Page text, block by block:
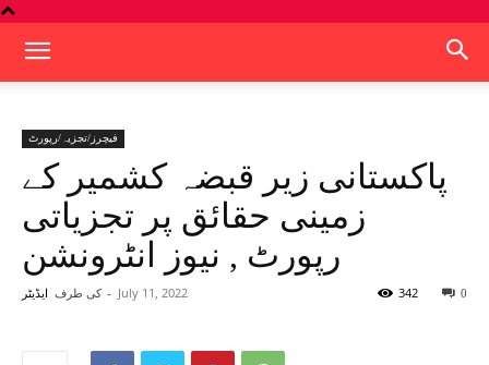
فیچرز/تجزیہ/رپورٹ
پاکستانی زیر قبضہ کشمیر کے
زمینی حقائق پر تجزیاتی
رپورٹ , نیوز انٹرونشن
کی طرف ایڈیٹر - July 11, 2022 0
342